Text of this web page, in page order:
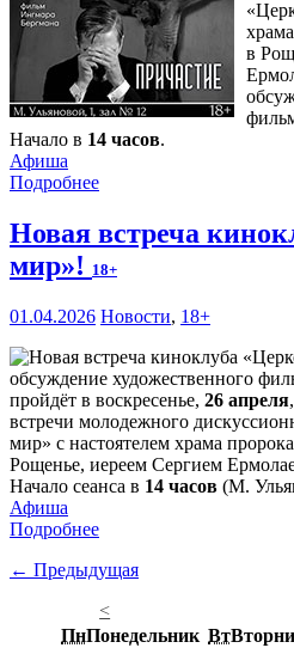
в
Начало в 14 часов.
Афиша
Подробнее
Новая встреча
мир»! 18+
01.04.2026 Новости, 18+
обсуждение художественного
пройдёт в воскресенье, 26 апреля
встречи молодежного
мир» с настоятелем храма
Рощенье, иереем Сергием
Начало сеанса в 14 часов (М.
Афиша
Подробнее
← Предыдущая
<
ПнПонедельник Вт